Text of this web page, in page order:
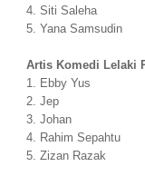
4. Siti Saleha
5. Yana Samsudin
Artis Komedi Lelaki
1. Ebby Yus
2. Jep
3. Johan
4. Rahim Sepahtu
5. Zizan Razak